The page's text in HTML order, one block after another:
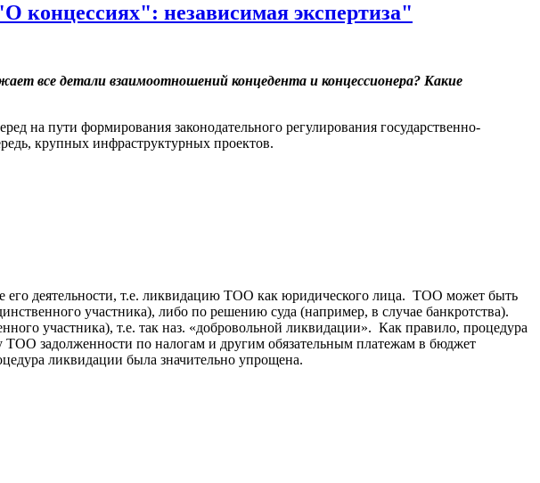
независимая экспертиза"
все детали взаимоотношений концедента и концессионера? Какие
на пути формирования законодательного регулирования государственно-
крупных инфраструктурных проектов.
деятельности, т.е. ликвидацию ТОО как юридического лица. ТОО может быть
участника), либо по решению суда (например, в случае банкротства).
участника), т.е. так наз. «добровольной ликвидации». Как правило, процедура
ТОО задолженности по налогам и другим обязательным платежам в бюджет
ликвидации была значительно упрощена.